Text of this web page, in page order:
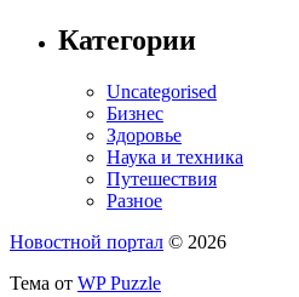
Категории
Uncategorised
Бизнес
Здоровье
Наука и техника
Путешествия
Разное
Новостной портал © 2026
Тема от WP Puzzle